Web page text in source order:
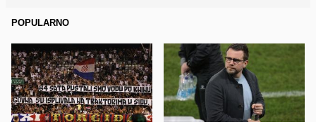
POPULARNO